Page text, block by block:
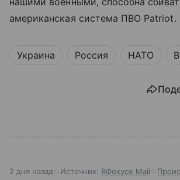
американская система ПВО Patriot.
Украина Россия НАТО
2 дня назад Источник: ВФокусе Mail